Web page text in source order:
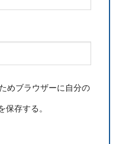
めブラウザーに自分の
存する。